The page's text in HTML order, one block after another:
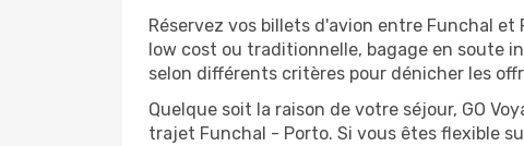
Réservez vos billets d'avion entre Funchal et
low cost ou traditionnelle, bagage en soute
selon différents critères pour dénicher les
Quelque soit la raison de votre séjour, GO
trajet Funchal - Porto. Si vous êtes flexible